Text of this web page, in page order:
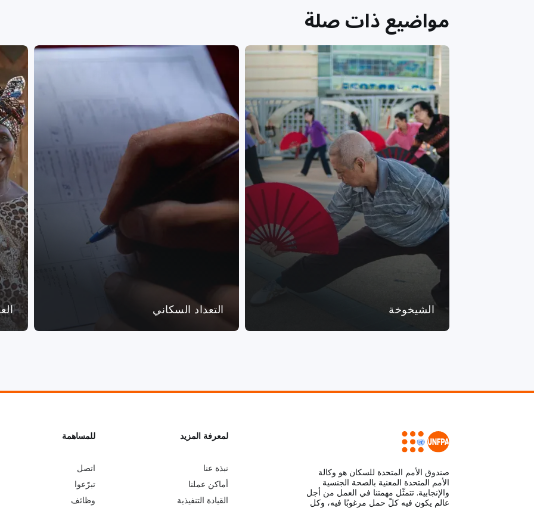
مواضيع ذات صلة
الشيخوخة التعداد السكاني
صندوق الأمم المتحدة للسكان هو وكالة
الأمم المتحدة المعنية بالصحة الجنسية
والإنجابية. تتمثّل مهمتنا في العمل من أجل
عالم يكون فيه كلّ حمل مرغوبًا فيه، وكل
L
e
لمعرفة المزيد
نبذة عنا
أماكن عملنا
القيادة التنفيذية
G
o
للمساهمة
اتصل
تبرّعوا
وظائف